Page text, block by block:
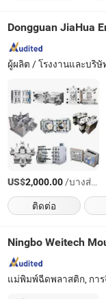
Dongguan JiaHua
ผู้ผลิต / โรงงานและบริษั
US$2,000.00/บางส่วน
ติดต่อ
Ningbo Weitech